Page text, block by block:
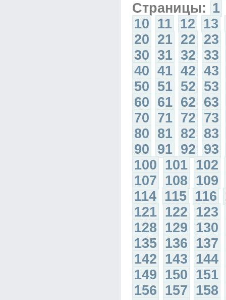
Страницы: 1
10 11 12 13
20 21 22 23
30 31 32 33
40 41 42 43
50 51 52 53
60 61 62 63
70 71 72 73
80 81 82 83
90 91 92 93
100 101 102
107 108 109
114 115 116
121 122 123
128 129 130
135 136 137
142 143 144
149 150 151
156 157 158